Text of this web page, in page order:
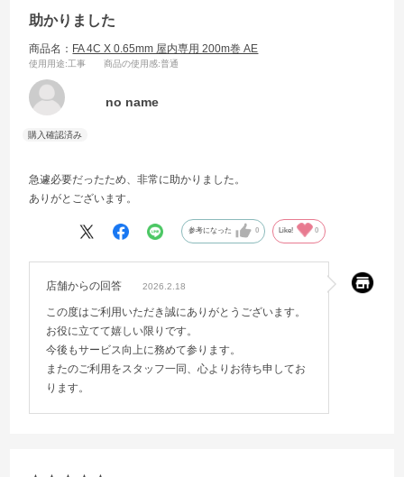
助かりました
商品名： FA 4C X 0.65mm 屋内専用 200m巻 AE
使用用途:工事 商品の使用感:普通
no name
急遽必要だったため、非常に助かりました。
ありがとございます。
参考になった 0 Like! 0
店舗からの回答 2026.2.18
この度はご利用いただき誠にありがとうございます。
お役に立てて嬉しい限りです。
今後もサービス向上に務めて参ります。
またのご利用をスタッフ一同、心よりお待ち申してお
ります。